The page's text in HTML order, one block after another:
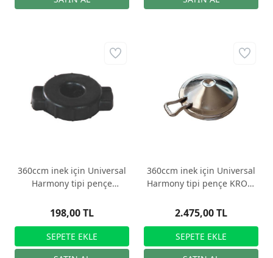
360ccm inek için Universal
Harmony tipi pençe
198,00 TL
360ccm inek için Universal
Harmony tipi pençe KROM
2.475,00 TL